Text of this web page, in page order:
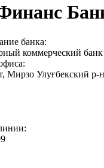
банка:
коммерческий
Мирзо Улуғбекский р-